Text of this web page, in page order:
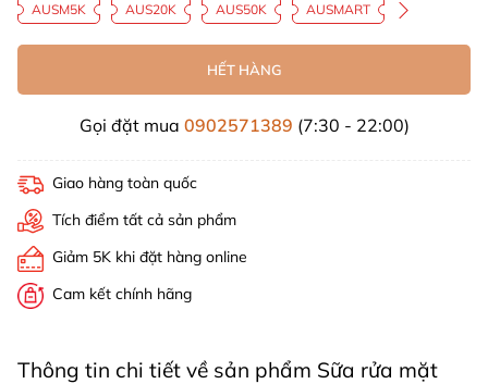
AUSM5K AUS20K AUS50K AUSMART
HẾT HÀNG
Gọi đặt mua 0902571389 (7:30 - 22:00)
Giao hàng toàn quốc
Tích điểm tất cả sản phẩm
Giảm 5K khi đặt hàng online
Cam kết chính hãng
Thông tin chi tiết về sản phẩm Sữa rửa mặt